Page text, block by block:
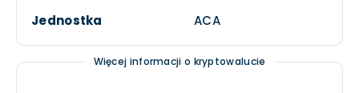
Jednostka ACA
Więcej informacji o kryptowalucie